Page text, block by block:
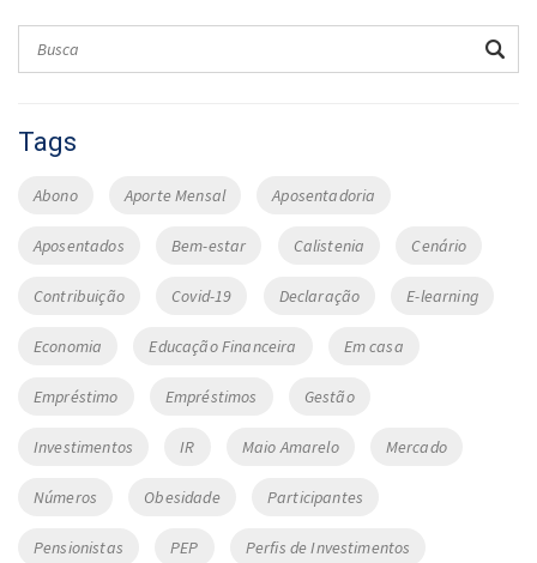
Tags
Abono Aporte Mensal Aposentadoria
Aposentados Bem-estar Calistenia Cenário
Contribuição Covid-19 Declaração E-learning
Economia Educação Financeira Em casa
Empréstimo Empréstimos Gestão
Investimentos IR Maio Amarelo Mercado
Números Obesidade Participantes
Pensionistas PEP Perfis de Investimentos